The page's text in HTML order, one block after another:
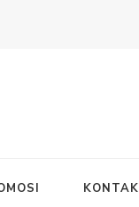
KONTAK